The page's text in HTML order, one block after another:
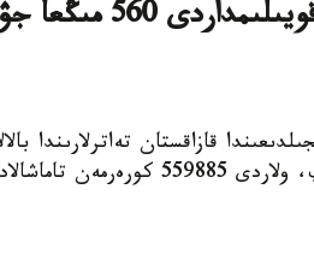
بيىل ەل تەاترلارىندا بالالارعا ارنالعان
جارتىجىلدىعىندا قازاقستان تەاترلارىندا
جاسوسپىرىمدەرگە ارنالعان 3948 سپەكتاكل قويىلىپ،